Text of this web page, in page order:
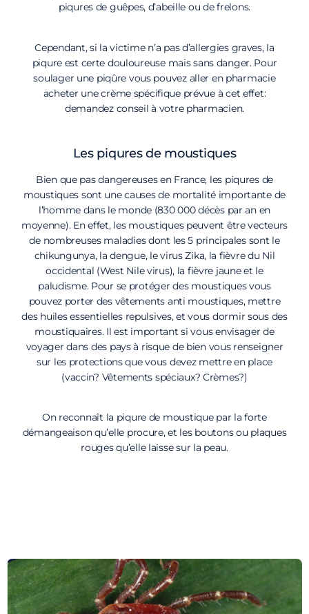
piqures de guêpes, d’abeille ou de frelons.
Cependant, si la victime n’a pas d’allergies graves, la
piqure est certe douloureuse mais sans danger. Pour
soulager une piqûre vous pouvez aller en pharmacie
acheter une crème spécifique prévue à cet effet:
demandez conseil à votre pharmacien.
Les piqures de moustiques
Bien que pas dangereuses en France, les piqures de
moustiques sont une causes de mortalité importante de
l’homme dans le monde (830 000 décès par an en
moyenne). En effet, les moustiques peuvent être vecteurs
de nombreuses maladies dont les 5 principales sont le
chikungunya, la dengue, le virus Zika, la fièvre du Nil
occidental (West Nile virus), la fièvre jaune et le
paludisme. Pour se protéger des moustiques vous
pouvez porter des vêtements anti moustiques, mettre
des huiles essentielles repulsives, et vous dormir sous des
moustiquaires. Il est important si vous envisager de
voyager dans des pays à risque de bien vous renseigner
sur les protections que vous devez mettre en place
(vaccin? Vêtements spéciaux? Crèmes?)
On reconnaît la piqure de moustique par la forte
démangeaison qu’elle procure, et les boutons ou plaques
rouges qu’elle laisse sur la peau.